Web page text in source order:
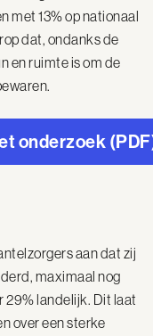
met 13% op nationaal
dat, ondanks de
en ruimte is om de
onderzoek
aan dat zij
maximaal nog
29% landelijk. Dit laat
over een sterke